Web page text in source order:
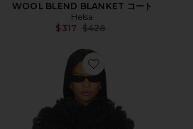
WOOL BLEND BLANKET コート
Helsa
$317 Previous price:
$428
Favorite LANDAU ケープ